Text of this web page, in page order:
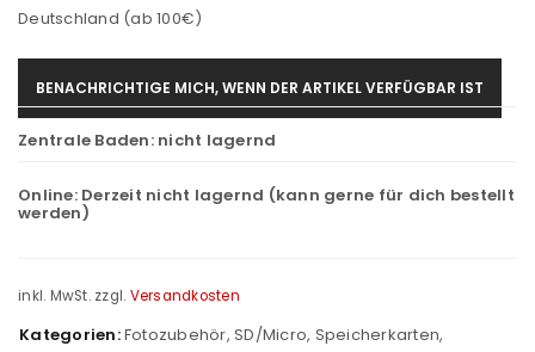
Deutschland (ab 100€)
BENACHRICHTIGE MICH, WENN DER ARTIKEL VERFÜGBAR IST
Zentrale Baden: nicht lagernd
Online: Derzeit nicht lagernd (kann gerne für dich bestellt
werden)
inkl. MwSt. zzgl. Versandkosten
Kategorien:Fotozubehör, SD/Micro, Speicherkarten,